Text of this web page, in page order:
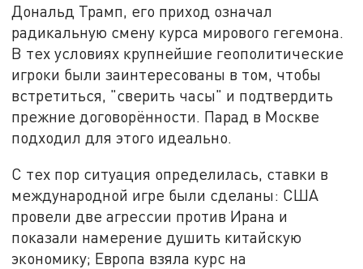
Дональд Трамп, его приход означал
радикальную смену курса мирового гегемона.
В тех условиях крупнейшие геополитические
игроки были заинтересованы в том, чтобы
встретиться, "сверить часы" и подтвердить
прежние договорённости. Парад в Москве
подходил для этого идеально.
С тех пор ситуация определилась, ставки в
международной игре были сделаны: США
провели две агрессии против Ирана и
показали намерение душить китайскую
экономику; Европа взяла курс на